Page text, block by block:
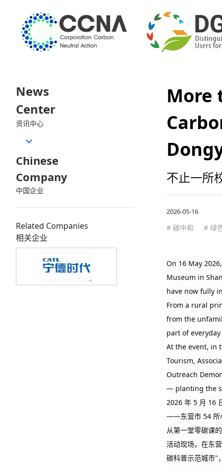
News
Center
资讯中心
Chinese
Company
中国企业
Related Companies
相关企业
More
不止一所
2026-05-16
# 碳中和 # 绿
On 16 May
Museum in
have now fully
From a rural
from the
part of
At the event, in
Tourism,
Outreach
— planting the
2026 年 5 月 16
——东营市 54 所
从第一堂零碳课
活动现场，在东
碳科普示范城市"